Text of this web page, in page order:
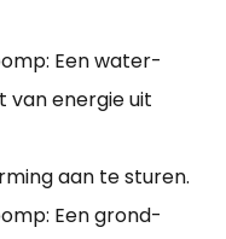
Een water-
energie uit
aan te sturen.
Een grond-